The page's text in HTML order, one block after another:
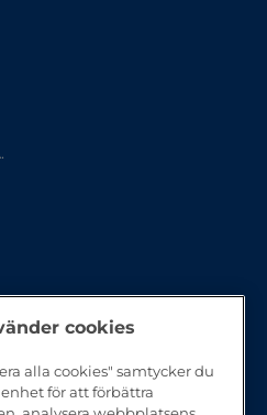
cookies
alla cookies" samtycker du
för att förbättra